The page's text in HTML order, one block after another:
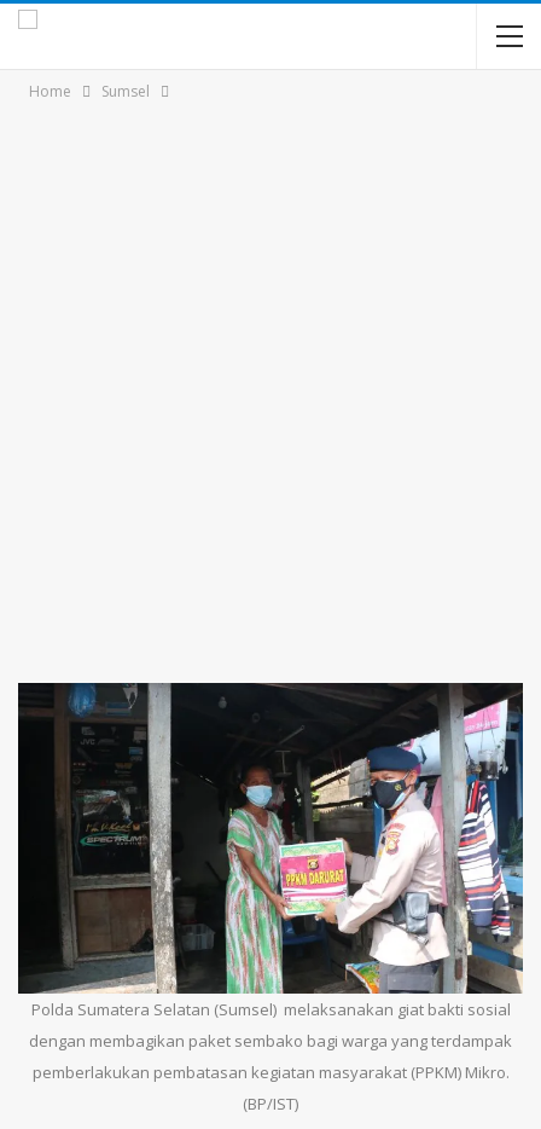
Home Sumsel
Polda Sumatera Selatan (Sumsel) melaksanakan giat bakti sosial
dengan membagikan paket sembako bagi warga yang terdampak
pemberlakukan pembatasan kegiatan masyarakat (PPKM) Mikro.
(BP/IST)